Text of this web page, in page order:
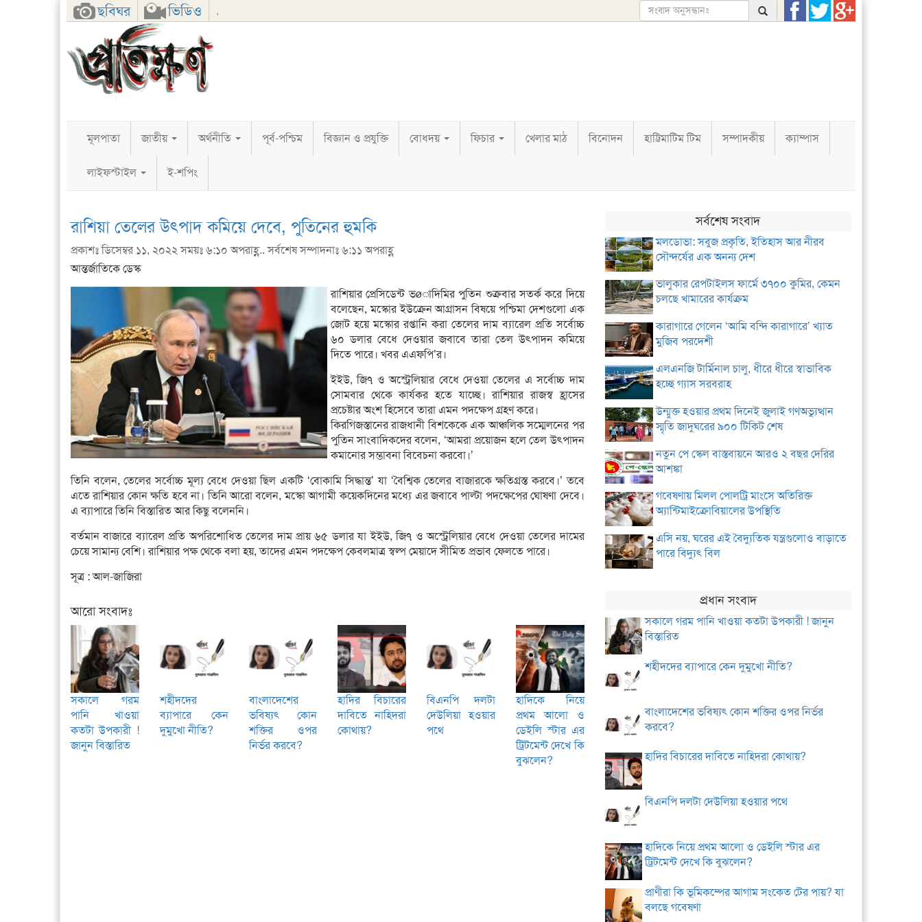
ছবিঘর ভিডিও ,
FacebookTwitterGoogle+
মূলপাতা জাতীয় অর্থনীতি পূর্ব-পশ্চিম বিজ্ঞান ও প্রযুক্তি বোধদয় ফিচার খেলার মাঠ বিনোদন হাট্টিমাটিম টিম সম্পাদকীয় ক্যাম্পাস
লাইফস্টাইল ই-শপিং
রাশিয়া তেলের উৎপাদ কমিয়ে দেবে, পুতিনের হুমকি
প্রকাশঃ ডিসেম্বর ১১, ২০২২ সময়ঃ ৬:১০ অপরাহ্ণ.. সর্বশেষ সম্পাদনাঃ ৬:১১ অপরাহ্ণ
আন্তর্জাতিকে ডেস্ক
রাশিয়ার প্রেসিডেন্ট ভøাদিমির পুতিন শুক্রবার সতর্ক করে দিয়ে
বলেছেন, মস্কোর ইউক্রেন আগ্রাসন বিষয়ে পশ্চিমা দেশগুলো এক
জোট হয়ে মস্কোর রপ্তানি করা তেলের দাম ব্যারেল প্রতি সর্বোচ্চ
৬০ ডলার বেধে দেওয়ার জবাবে তারা তেল উৎপাদন কমিয়ে
দিতে পারে। খবর এএফপি’র।
ইইউ, জি৭ ও অস্ট্রেলিয়ার বেধে দেওয়া তেলের এ সর্বোচ্চ দাম
সোমবার থেকে কার্যকর হতে যাচ্ছে। রাশিয়ার রাজস্ব হ্রাসের
প্রচেষ্টার অংশ হিসেবে তারা এমন পদক্ষেপ গ্রহণ করে।
কিরগিজস্তানের রাজধানী বিশকেকে এক আঞ্চলিক সম্মেলনের পর
পুতিন সাংবাদিকদের বলেন, ‘আমরা প্রয়োজন হলে তেল উৎপাদন
কমানোর সম্ভাবনা বিবেচনা করবো।’
তিনি বলেন, তেলের সর্বোচ্চ মূল্য বেধে দেওয়া ছিল একটি ‘বোকামি সিদ্ধান্ত’ যা ‘বৈশ্বিক তেলের বাজারকে ক্ষতিগ্রস্ত করবে।’ তবে
এতে রাশিয়ার কোন ক্ষতি হবে না। তিনি আরো বলেন, মস্কো আগামী কয়েকদিনের মধ্যে এর জবাবে পাল্টা পদক্ষেপের ঘোষণা দেবে।
এ ব্যাপারে তিনি বিস্তারিত আর কিছু বলেননি।
বর্তমান বাজারে ব্যারেল প্রতি অপরিশোধিত তেলের দাম প্রায় ৬৫ ডলার যা ইইউ, জি৭ ও অস্ট্রেলিয়ার বেধে দেওয়া তেলের দামের
চেয়ে সামান্য বেশি। রাশিয়ার পক্ষ থেকে বলা হয়, তাদের এমন পদক্ষেপ কেবলমাত্র স্বল্প মেয়াদে সীমিত প্রভাব ফেলতে পারে।
সূত্র : আল-জাজিরা
আরো সংবাদঃ
সকালে গরম
পানি খাওয়া
কতটা উপকারী !
জানুন বিস্তারিত
শহীদদের
ব্যাপারে কেন
দুমুখো নীতি?
বাংলাদেশের
ভবিষ্যৎ কোন
শক্তির ওপর
নির্ভর করবে?
হাদির বিচারের
দাবিতে নাহিদরা
কোথায়?
বিএনপি দলটা
দেউলিয়া হওয়ার
পথে
হাদিকে নিয়ে
প্রথম আলো ও
ডেইলি স্টার এর
ট্রিটমেন্ট দেখে কি
বুঝলেন?
সর্বশেষ সংবাদ
মলডোভা: সবুজ প্রকৃতি, ইতিহাস আর নীরব
সৌন্দর্যের এক অনন্য দেশ
ভালুকার রেপটাইলস ফার্মে ৩৭০০ কুমির, কেমন
চলছে খামারের কার্যক্রম
কারাগারে গেলেন ‘আমি বন্দি কারাগারে’ খ্যাত
মুজিব পরদেশী
এলএনজি টার্মিনাল চালু, ধীরে ধীরে স্বাভাবিক
হচ্ছে গ্যাস সরবরাহ
উন্মুক্ত হওয়ার প্রথম দিনেই জুলাই গণঅভ্যুত্থান
স্মৃতি জাদুঘরের ৯০০ টিকিট শেষ
নতুন পে স্কেল বাস্তবায়নে আরও ২ বছর দেরির
আশঙ্কা
গবেষণায় মিলল পোলট্রি মাংসে অতিরিক্ত
অ্যান্টিমাইক্রোবিয়ালের উপস্থিতি
এসি নয়, ঘরের এই বৈদ্যুতিক যন্ত্রগুলোও বাড়াতে
পারে বিদ্যুৎ বিল
প্রধান সংবাদ
সকালে গরম পানি খাওয়া কতটা উপকারী ! জানুন
বিস্তারিত
শহীদদের ব্যাপারে কেন দুমুখো নীতি?
বাংলাদেশের ভবিষ্যৎ কোন শক্তির ওপর নির্ভর
করবে?
হাদির বিচারের দাবিতে নাহিদরা কোথায়?
বিএনপি দলটা দেউলিয়া হওয়ার পথে
হাদিকে নিয়ে প্রথম আলো ও ডেইলি স্টার এর
ট্রিটমেন্ট দেখে কি বুঝলেন?
প্রাণীরা কি ভূমিকম্পের আগাম সংকেত টের পায়? যা
বলছে গবেষণা